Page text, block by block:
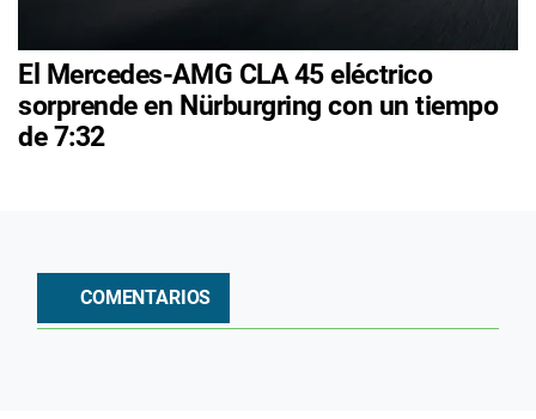
El Mercedes-AMG CLA 45 eléctrico
sorprende en Nürburgring con un tiempo
de 7:32
COMENTARIOS